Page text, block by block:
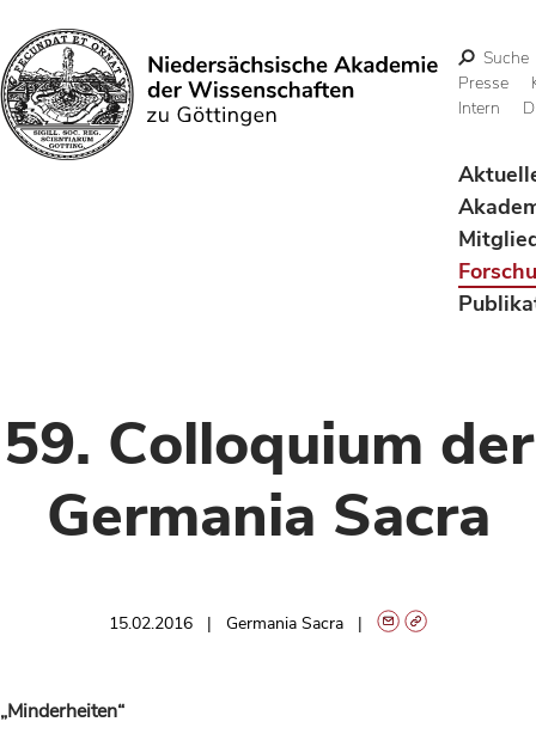
Suchen
Suche
Presse
Intern
59. Colloquium der
Germania Sacra
15.02.2016 Germania Sacra
„Minderheiten“